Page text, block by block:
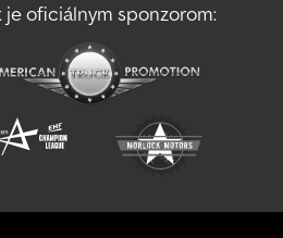
je oficiálnym sponzorom: